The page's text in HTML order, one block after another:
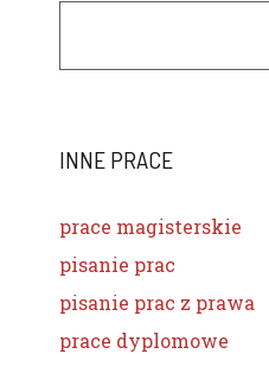
INNE PRACE
prace magisterskie
pisanie prac
pisanie prac z prawa
prace dyplomowe